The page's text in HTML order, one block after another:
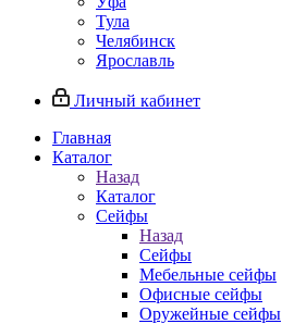
Тула
Челябинск
Ярославль
Личный кабинет
Главная
Каталог
Назад
Каталог
Сейфы
Назад
Сейфы
Мебельные сейфы
Офисные сейфы
Оружейные сейфы